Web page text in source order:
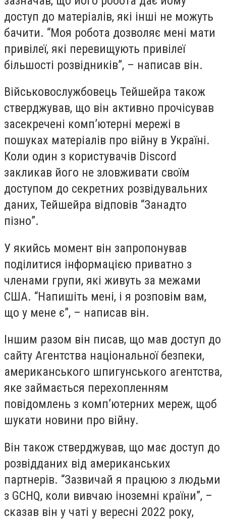
доступ до матеріалів, які інші не можуть
бачити. “Моя робота дозволяє мені мати
привілеї, які перевищують привілеї
більшості розвідників”, – написав він.
Військовослужбовець Тейшейра також
стверджував, що він активно прочісував
засекречені комп’ютерні мережі в
пошуках матеріалів про війну в Україні.
Коли один з користувачів Discord
закликав його не зловживати своїм
доступом до секретних розвідувальних
даних, Тейшейра відповів “Занадто
пізно”.
У якийсь момент він запропонував
поділитися інформацією приватно з
членами групи, які живуть за межами
США. “Напишіть мені, і я розповім вам,
що у мене є”, – написав він.
Іншим разом він писав, що мав доступ до
сайту Агентства національної безпеки,
американського шпигунського агентства,
яке займається перехопленням
повідомлень з комп’ютерних мереж, щоб
шукати новини про війну.
Він також стверджував, що має доступ до
розвідданих від американських
партнерів. “Зазвичай я працюю з людьми
з GCHQ, коли вивчаю іноземні країни”, –
сказав він у чаті у вересні 2022 року,